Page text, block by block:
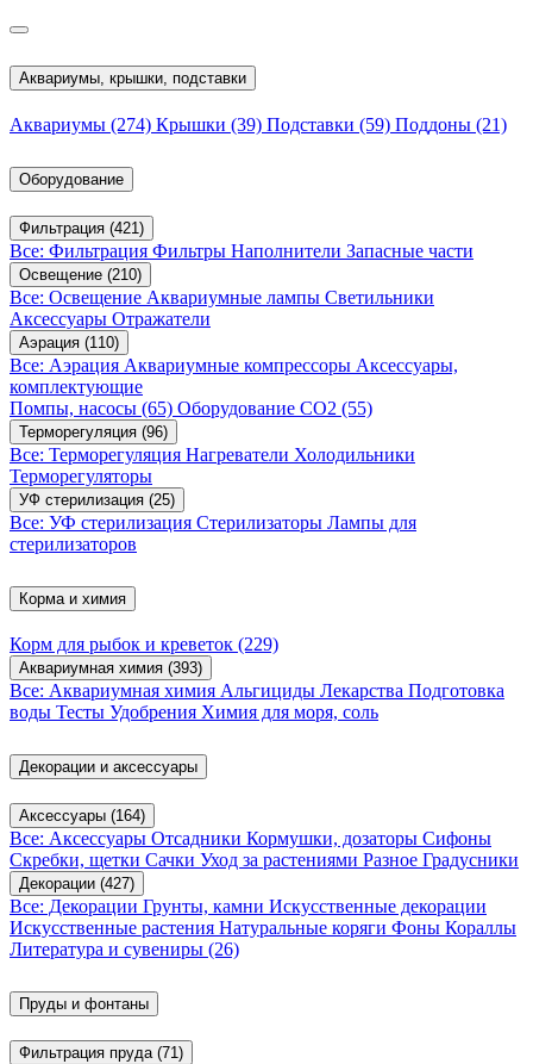
Аквариумы, крышки, подставки
Аквариумы (274) Крышки (39) Подставки (59) Поддоны (21)
Оборудование
Фильтрация (421)
Все: Фильтрация Фильтры Наполнители Запасные части
Освещение (210)
Все: Освещение Аквариумные лампы Светильники
Аксессуары Отражатели
Аэрация (110)
Все: Аэрация Аквариумные компрессоры Аксессуары,
комплектующие
Помпы, насосы (65) Оборудование CO2 (55)
Терморегуляция (96)
Все: Терморегуляция Нагреватели Холодильники
Терморегуляторы
УФ стерилизация (25)
Все: УФ стерилизация Стерилизаторы Лампы для
стерилизаторов
Корма и химия
Корм для рыбок и креветок (229)
Аквариумная химия (393)
Все: Аквариумная химия Альгициды Лекарства Подготовка
воды Тесты Удобрения Химия для моря, соль
Декорации и аксессуары
Аксессуары (164)
Все: Аксессуары Отсадники Кормушки, дозаторы Сифоны
Скребки, щетки Сачки Уход за растениями Разное Градусники
Декорации (427)
Все: Декорации Грунты, камни Искусственные декорации
Искусственные растения Натуральные коряги Фоны Кораллы
Литература и сувениры (26)
Пруды и фонтаны
Фильтрация пруда (71)